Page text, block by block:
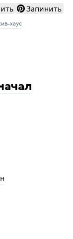
Запинить
хаус